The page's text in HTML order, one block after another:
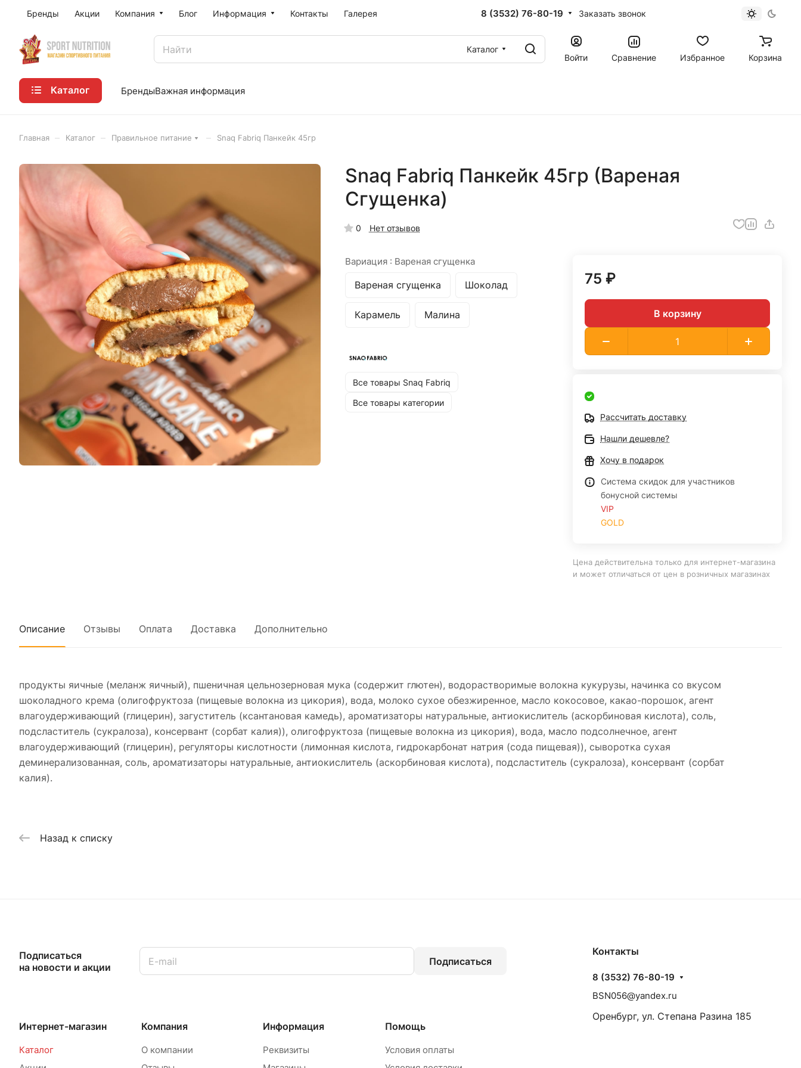
Бренды Акции Компания Блог Информация Контакты Галерея 8 (3532) 76-80-19 Заказать звонок
Каталог
Войти
Сравнение Избранное Корзина
Каталог БрендыВажная информация
Главная Каталог Правильное питание Snaq Fabriq Панкейк 45гр
Snaq Fabriq Панкейк 45гр (Вареная
Сгущенка)
0 Нет отзывов
Вариация : Вареная сгущенка
Вареная сгущенка Шоколад
Карамель Малина
Все товары Snaq Fabriq
Все товары категории
75 ₽
В корзину
Рассчитать доставку
Нашли дешевле?
Хочу в подарок
Система скидок для участников
бонусной системы
VIP
GOLD
Цена действительна только для интернет-магазина
и может отличаться от цен в розничных магазинах
Описание Отзывы Оплата Доставка Дополнительно
продукты яичные (меланж яичный), пшеничная цельнозерновая мука (содержит глютен), водорастворимые волокна кукурузы, начинка со вкусом
шоколадного крема (олигофруктоза (пищевые волокна из цикория), вода, молоко сухое обезжиренное, масло кокосовое, какао-порошок, агент
влагоудерживающий (глицерин), загуститель (ксантановая камедь), ароматизаторы натуральные, антиокислитель (аскорбиновая кислота), соль,
подсластитель (сукралоза), консервант (сорбат калия)), олигофруктоза (пищевые волокна из цикория), вода, масло подсолнечное, агент
влагоудерживающий (глицерин), регуляторы кислотности (лимонная кислота, гидрокарбонат натрия (сода пищевая)), сыворотка сухая
деминерализованная, соль, ароматизаторы натуральные, антиокислитель (аскорбиновая кислота), подсластитель (сукралоза), консервант (сорбат
калия).
Назад к списку
Подписаться
на новости и акции
Подписаться
Интернет-магазин
Каталог
Компания
О компании
Информация
Реквизиты
Помощь
Условия оплаты
Контакты
8 (3532) 76-80-19
BSN056@yandex.ru
Оренбург, ул. Степана Разина 185